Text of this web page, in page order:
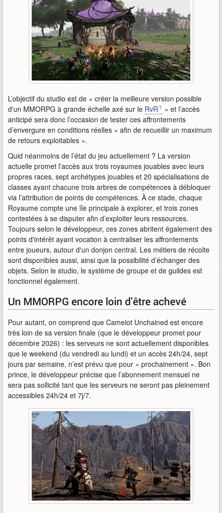
L’objectif du studio est de « créer la meilleure version possible
d'un MMORPG à grande échelle axé sur le RvR
» et l’accès
anticipé sera donc l’occasion de tester ces affrontements
d’envergure en conditions réelles « afin de recueillir un maximum
de retours exploitables ».
Quid néanmoins de l’état du jeu actuellement ? La version
actuelle promet l’accès aux trois royaumes jouables avec leurs
propres races, sept archétypes jouables et 20 spécialisations de
classes ayant chacune trois arbres de compétences à débloquer
via l’attribution de points de compétences. À ce stade, chaque
Royaume compte une île principale à explorer, et trois zones
contestées à se disputer afin d’exploiter leurs ressources.
Toujours selon le développeur, ces zones abritent également des
points d'intérêt ayant vocation à centraliser les affrontements
entre joueurs, autour d'un donjon central. Les métiers de récolte
sont disponibles aussi, ainsi que la possibilité d’échanger des
objets. Selon le studio, le système de groupe et de guildes est
fonctionnel également.
Un MMORPG encore loin d'être achevé
Pour autant, on comprend que Camelot Unchained est encore
très loin de sa version finale (que le développeur promet pour
décembre 2026) : les serveurs ne sont actuellement disponibles
que le weekend (du vendredi au lundi) et un accès 24h/24, sept
jours par semaine, n’est prévu que pour « prochainement ». Bon
prince, le développeur précise que l’abonnement mensuel ne
sera pas sollicité tant que les serveurs ne seront pas pleinement
accessibles 24h/24 et 7j/7.